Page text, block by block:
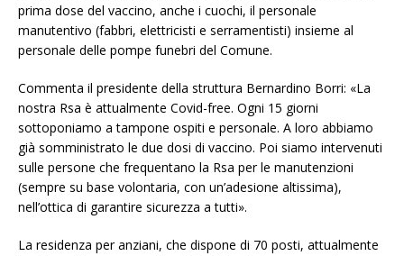
prima dose del vaccino, anche i cuochi, il personale
manutentivo (fabbri, elettricisti e serramentisti) insieme al
personale delle pompe funebri del Comune.
Commenta il presidente della struttura Bernardino Borri: «La
nostra Rsa è attualmente Covid-free. Ogni 15 giorni
sottoponiamo a tampone ospiti e personale. A loro abbiamo
già somministrato le due dosi di vaccino. Poi siamo intervenuti
sulle persone che frequentano la Rsa per le manutenzioni
(sempre su base volontaria, con un’adesione altissima),
nell’ottica di garantire sicurezza a tutti».
La residenza per anziani, che dispone di 70 posti, attualmente